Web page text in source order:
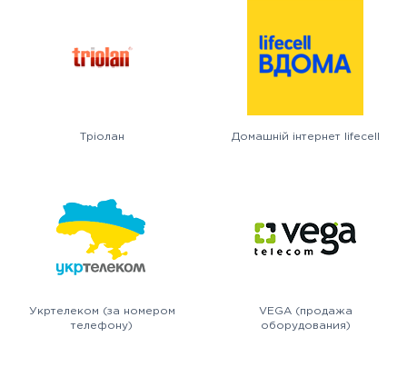
Тріолан Домашній інтернет lifecell
Укртелеком (за номером
телефону)
VEGA (продажа
оборудования)